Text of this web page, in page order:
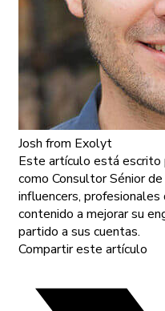
Josh from Exolyt
Este artículo está escrito
como Consultor Sénior
influencers,
contenido a mejorar su
partido a sus cuentas.
Compartir este artículo